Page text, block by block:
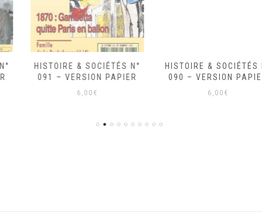
HISTOIRE & SOCIÉTÉS N°
091 – VERSION PAPIER
HISTOIRE & SOCIÉTÉS N°
090 – VERSION PAPIER